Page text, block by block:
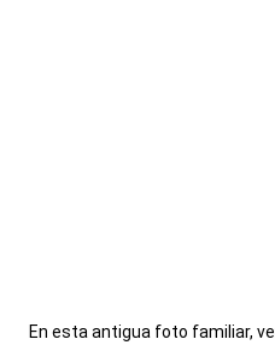
En esta antigua foto familiar,